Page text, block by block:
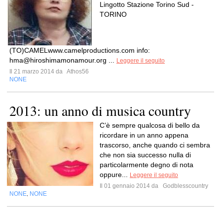
Lingotto Stazione Torino Sud -
TORINO
(TO)CAMELwww.camelproductions.com info:
hma@hiroshimamonamour.org
Leggere il seguito
Il 21 marzo 2014 da Athos56
NONE
2013: un anno di musica country
C’è sempre qualcosa di bello da
ricordare in un anno appena
trascorso, anche quando ci sembra
che non sia successo nulla di
particolarmente degno di nota
oppure...
Leggere il seguito
Il 01 gennaio 2014 da
Godblesscountry
NONE NONE